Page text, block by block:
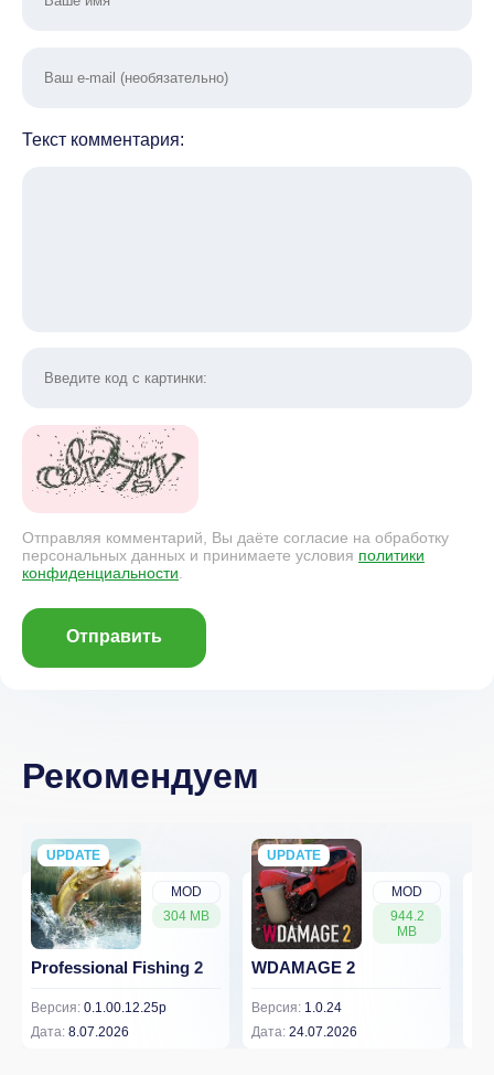
Текст комментария:
Отправляя комментарий, Вы даёте согласие на обработку
персональных данных и принимаете условия политики
конфиденциальности.
Отправить
Рекомендуем
MOD
304 MB
UPDATE
NEW
Professional Fishing 2
Версия: 0.1.00.12.25p
Дата: 8.07.2026
MOD
944.2
MB
UPDATE
NEW
WDAMAGE 2
Версия: 1.0.24
Дата: 24.07.2026